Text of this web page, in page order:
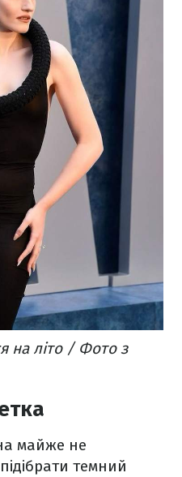
на літо / Фото з
майже не
темний